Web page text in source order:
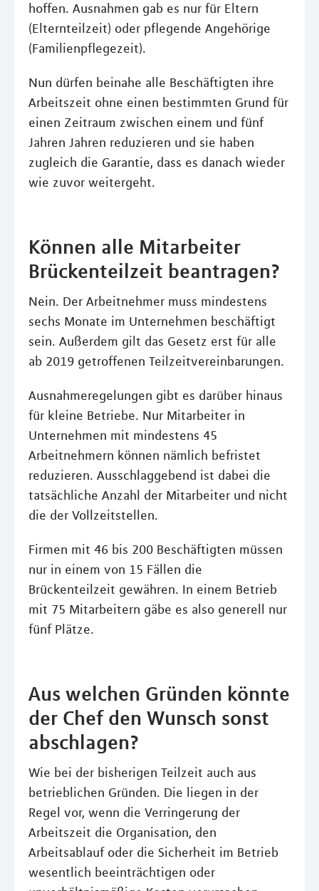
hoffen. Ausnahmen gab es nur für Eltern
(Elternteilzeit) oder pflegende Angehörige
(Familienpflegezeit).
Nun dürfen beinahe alle Beschäftigten ihre
Arbeitszeit ohne einen bestimmten Grund für
einen Zeitraum zwischen einem und fünf
Jahren Jahren reduzieren und sie haben
zugleich die Garantie, dass es danach wieder
wie zuvor weitergeht.
Können alle Mitarbeiter
Brückenteilzeit beantragen?
Nein. Der Arbeitnehmer muss mindestens
sechs Monate im Unternehmen beschäftigt
sein. Außerdem gilt das Gesetz erst für alle
ab 2019 getroffenen Teilzeitvereinbarungen.
Ausnahmeregelungen gibt es darüber hinaus
für kleine Betriebe. Nur Mitarbeiter in
Unternehmen mit mindestens 45
Arbeitnehmern können nämlich befristet
reduzieren. Ausschlaggebend ist dabei die
tatsächliche Anzahl der Mitarbeiter und nicht
die der Vollzeitstellen.
Firmen mit 46 bis 200 Beschäftigten müssen
nur in einem von 15 Fällen die
Brückenteilzeit gewähren. In einem Betrieb
mit 75 Mitarbeitern gäbe es also generell nur
fünf Plätze.
Aus welchen Gründen könnte
der Chef den Wunsch sonst
abschlagen?
Wie bei der bisherigen Teilzeit auch aus
betrieblichen Gründen. Die liegen in der
Regel vor, wenn die Verringerung der
Arbeitszeit die Organisation, den
Arbeitsablauf oder die Sicherheit im Betrieb
wesentlich beeinträchtigen oder